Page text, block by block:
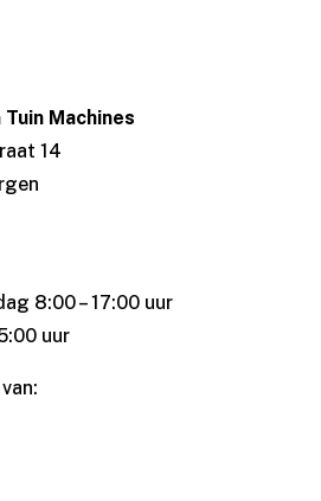
Machines
14
8:00 – 17:00 uur
uur